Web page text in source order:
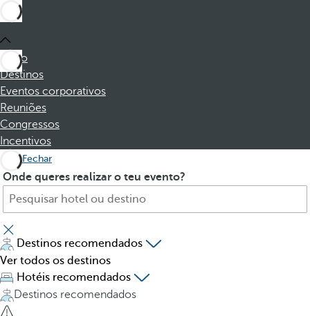
Início
Destinos
Eventos corporativos
Reuniões
Congressos
Incentivos
Fechar
Onde queres realizar o teu evento?
P
o
c
u
r
e
h
o
P
e
s
s
i
n
g
t
Destinos recomendados
Ver todos os destinos
Hotéis recomendados
Destinos recomendados